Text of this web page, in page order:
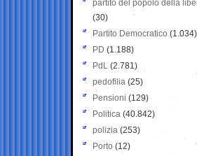
partito del popolo della
(30)
Partito Democratico (1.034)
PD (1.188)
PdL (2.781)
pedofilia (25)
Pensioni (129)
Politica (40.842)
polizia (253)
Porto (12)